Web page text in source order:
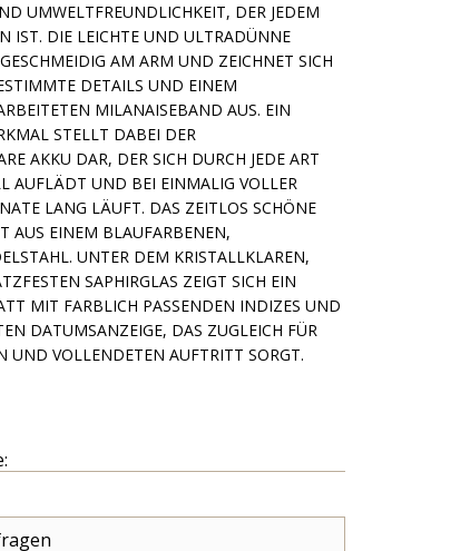
UMWELTFREUNDLICHKEIT, DER JEDEM
IST. DIE LEICHTE UND ULTRADÜNNE
AM ARM UND ZEICHNET SICH
DETAILS UND EINEM
MILANAISEBAND AUS. EIN
STELLT DABEI DER
AKKU DAR, DER SICH DURCH JEDE ART
AUFLÄDT UND BEI EINMALIG VOLLER
LANG LÄUFT. DAS ZEITLOS SCHÖNE
AUS EINEM BLAUFARBENEN,
UNTER DEM KRISTALLKLAREN,
SAPHIRGLAS ZEIGT SICH EIN
MIT FARBLICH PASSENDEN INDIZES UND
DATUMSANZEIGE, DAS ZUGLEICH FÜR
UND VOLLENDETEN AUFTRITT SORGT.